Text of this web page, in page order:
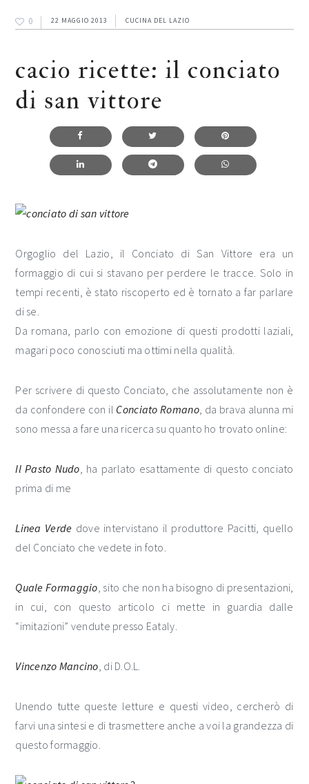
0 22 MAGGIO 2013 CUCINA DEL LAZIO
cacio ricette: il conciato
di san vittore
Orgoglio del Lazio, il Conciato di San Vittore era un
formaggio di cui si stavano per perdere le tracce. Solo in
tempi recenti, è stato riscoperto ed è tornato a far parlare
di se.
Da romana, parlo con emozione di questi prodotti laziali,
magari poco conosciuti ma ottimi nella qualità.
Per scrivere di questo Conciato, che assolutamente non è
da confondere con il Conciato Romano, da brava alunna mi
sono messa a fare una ricerca su quanto ho trovato online:
Il Pasto Nudo, ha parlato esattamente di questo conciato
prima di me
Linea Verde dove intervistano il produttore Pacitti, quello
del Conciato che vedete in foto.
Quale Formaggio, sito che non ha bisogno di presentazioni,
in cui, con questo articolo ci mette in guardia dalle
“imitazioni” vendute presso Eataly.
Vincenzo Mancino, di D.O.L.
Unendo tutte queste letture e questi video, cercherò di
farvi una sintesi e di trasmettere anche a voi la grandezza di
questo formaggio.